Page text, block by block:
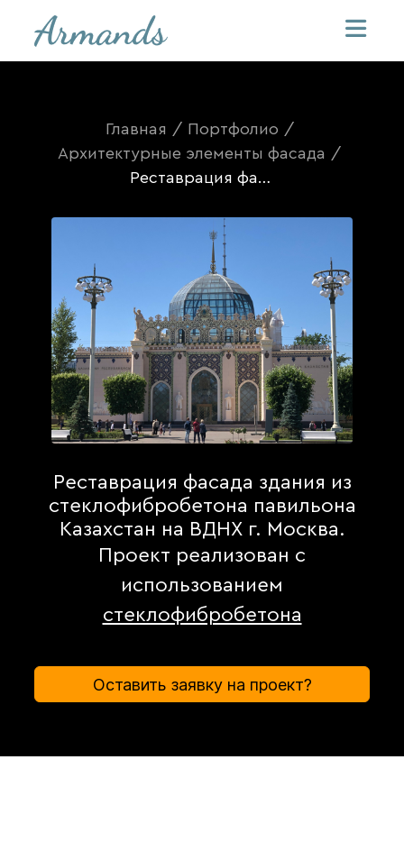
Главная / Портфолио /
Архитектурные элементы фасада /
Реставрация фасада здания из стеклофибробетона павильона Казахстан на ВДНХ г. Москва
Реставрация фасада здания из
стеклофибробетона павильона
Казахстан на ВДНХ г. Москва.
Проект реализован с
использованием
стеклофибробетона
Оставить заявку на проект?